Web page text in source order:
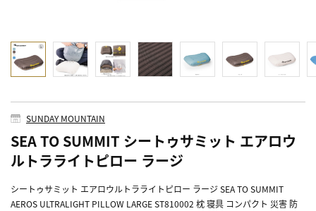
SUNDAY MOUNTAIN
SEA TO SUMMIT シートゥサミット エアロウ
ルトラライトピロー ラージ
シートゥサミット エアロウルトラライトピロー ラージ SEA TO SUMMIT
AEROS ULTRALIGHT PILLOW LARGE ST810002 枕 寝具 コンパクト 災害 防